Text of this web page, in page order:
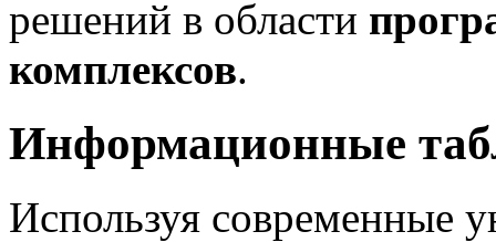
решений в области
комплексов.
Информационные
Используя современные